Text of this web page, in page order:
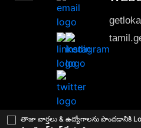
తాజా వార్తలు & ఉద్యోగాలను పొందడానికి